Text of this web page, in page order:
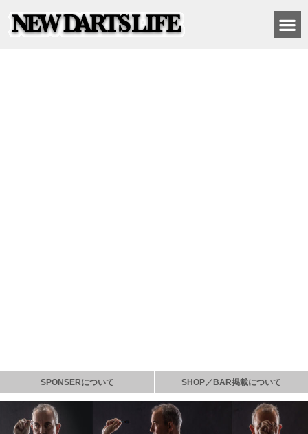
SPONSERについて SHOP／BAR掲載について